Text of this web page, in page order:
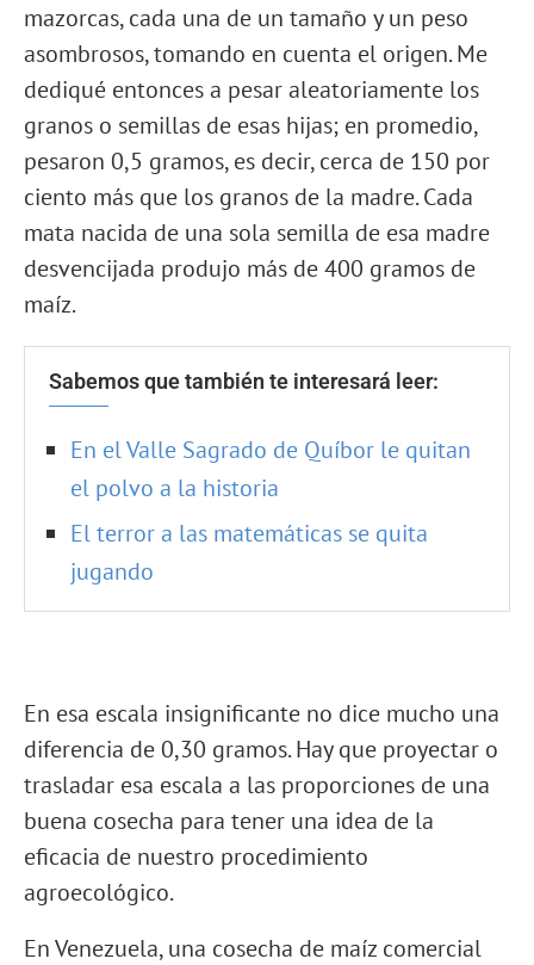
mazorcas, cada una de un tamaño y un peso
asombrosos, tomando en cuenta el origen. Me
dediqué entonces a pesar aleatoriamente los
granos o semillas de esas hijas; en promedio,
pesaron 0,5 gramos, es decir, cerca de 150 por
ciento más que los granos de la madre. Cada
mata nacida de una sola semilla de esa madre
desvencijada produjo más de 400 gramos de
maíz.
Sabemos que también te interesará leer:
En el Valle Sagrado de Quíbor le quitan
el polvo a la historia
El terror a las matemáticas se quita
jugando
En esa escala insignificante no dice mucho una
diferencia de 0,30 gramos. Hay que proyectar o
trasladar esa escala a las proporciones de una
buena cosecha para tener una idea de la
eficacia de nuestro procedimiento
agroecológico.
En Venezuela, una cosecha de maíz comercial